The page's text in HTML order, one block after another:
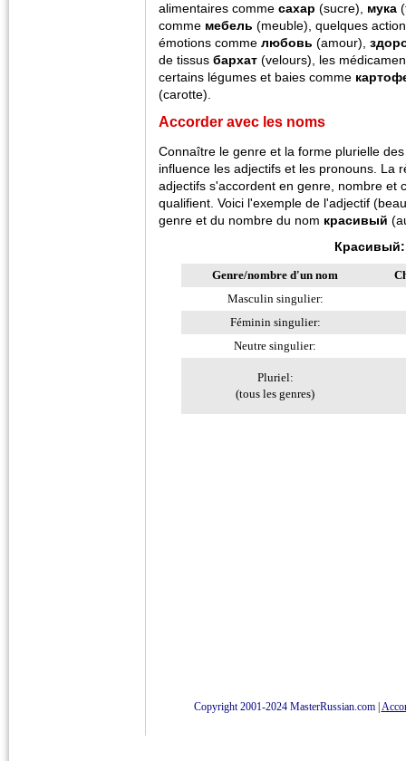
alimentaires comme сахар (sucre), мука
comme мебель (meuble), quelques
émotions comme любовь (amour),
de tissus бархат (velours), les
certains légumes et baies comme
(carotte).
Accorder avec les noms
Connaître le genre et la forme plurielle
influence les adjectifs et les pronouns. La
adjectifs s'accordent en genre, nombre et
qualifient. Voici l'exemple de l'adjectif
genre et du nombre du nom красивый
Красивый:
Genre/nombre d'un nom
Masculin singulier:
Féminin singulier:
Neutre singulier:
Pluriel:
(tous les genres)
Copyright 2001-2024 MasterRussian.com|